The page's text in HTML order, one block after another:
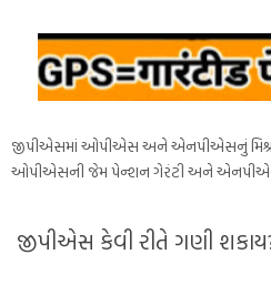
જીપીએસમાં ઓપીએસ અને એનપીએસનું
ઓપીએસની જેમ પેન્શન ગેરંટી અને
જીપીએસ કેવી રીતે ગણી